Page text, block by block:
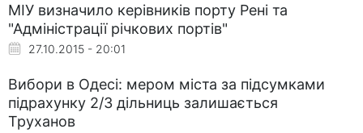
МІУ визначило керівників порту Рені та
"Адміністрації річкових портів"
27.10.2015 - 20:01
Вибори в Одесі: мером міста за підсумками
підрахунку 2/3 дільниць залишається
Труханов